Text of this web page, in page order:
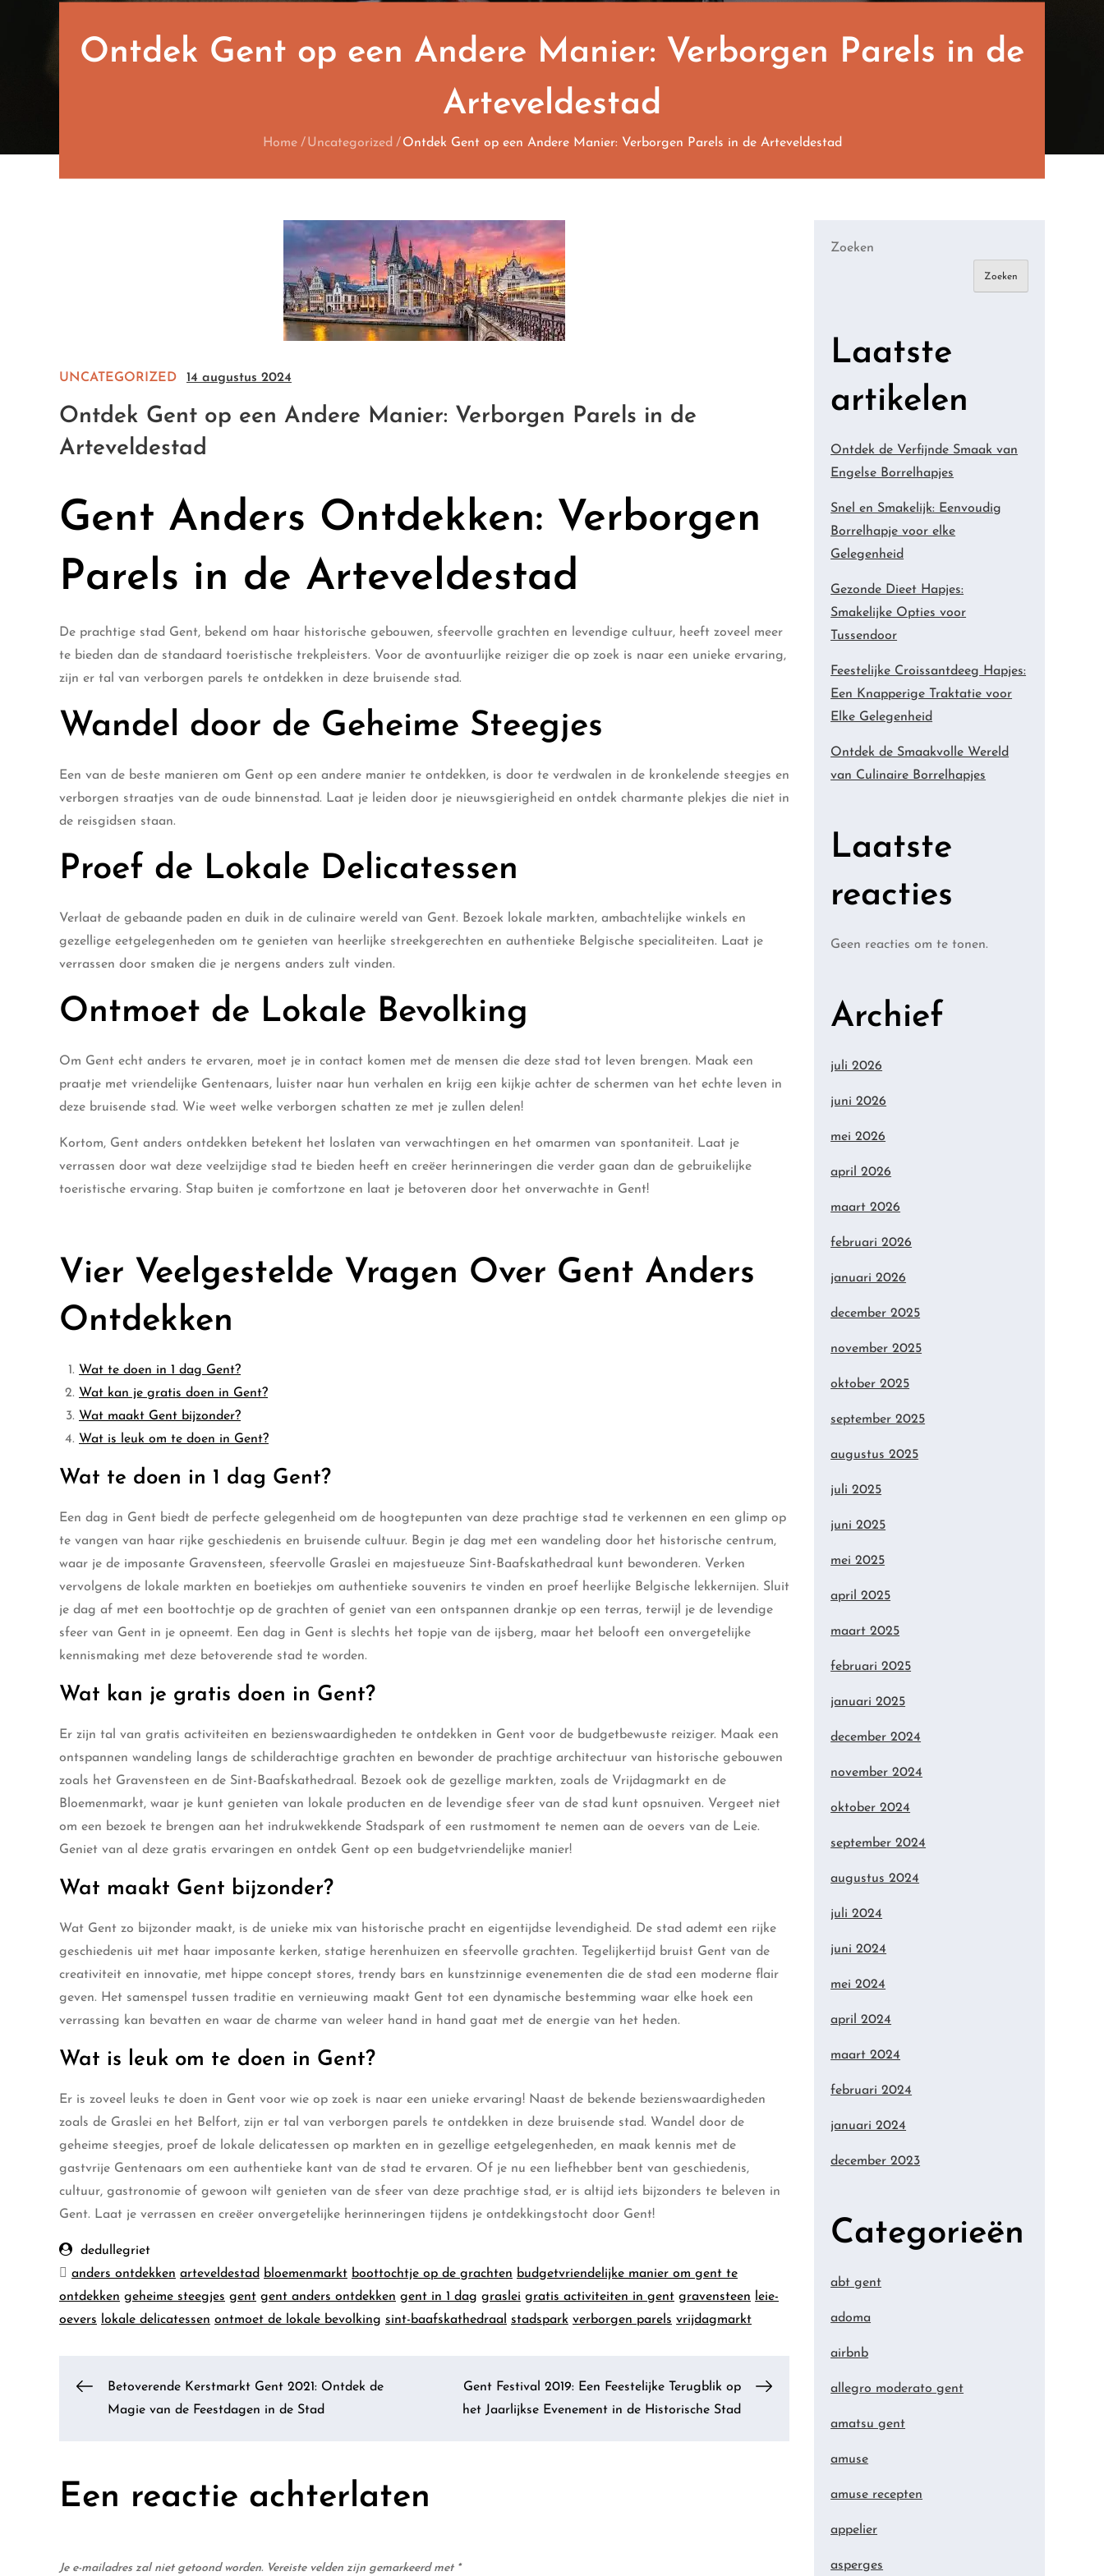
Ontdek Gent op een Andere Manier: Verborgen Parels in de
Arteveldestad
Home Uncategorized Ontdek Gent op een Andere Manier: Verborgen Parels in de Arteveldestad
UNCATEGORIZED 14 augustus 2024
Ontdek Gent op een Andere Manier: Verborgen Parels in de
Arteveldestad
Gent Anders Ontdekken: Verborgen
Parels in de Arteveldestad
De prachtige stad Gent, bekend om haar historische gebouwen, sfeervolle grachten en levendige cultuur, heeft zoveel meer
te bieden dan de standaard toeristische trekpleisters. Voor de avontuurlijke reiziger die op zoek is naar een unieke ervaring,
zijn er tal van verborgen parels te ontdekken in deze bruisende stad.
Wandel door de Geheime Steegjes
Een van de beste manieren om Gent op een andere manier te ontdekken, is door te verdwalen in de kronkelende steegjes en
verborgen straatjes van de oude binnenstad. Laat je leiden door je nieuwsgierigheid en ontdek charmante plekjes die niet in
de reisgidsen staan.
Proef de Lokale Delicatessen
Verlaat de gebaande paden en duik in de culinaire wereld van Gent. Bezoek lokale markten, ambachtelijke winkels en
gezellige eetgelegenheden om te genieten van heerlijke streekgerechten en authentieke Belgische specialiteiten. Laat je
verrassen door smaken die je nergens anders zult vinden.
Ontmoet de Lokale Bevolking
Om Gent echt anders te ervaren, moet je in contact komen met de mensen die deze stad tot leven brengen. Maak een
praatje met vriendelijke Gentenaars, luister naar hun verhalen en krijg een kijkje achter de schermen van het echte leven in
deze bruisende stad. Wie weet welke verborgen schatten ze met je zullen delen!
Kortom, Gent anders ontdekken betekent het loslaten van verwachtingen en het omarmen van spontaniteit. Laat je
verrassen door wat deze veelzijdige stad te bieden heeft en creëer herinneringen die verder gaan dan de gebruikelijke
toeristische ervaring. Stap buiten je comfortzone en laat je betoveren door het onverwachte in Gent!
Vier Veelgestelde Vragen Over Gent Anders
Ontdekken
Wat te doen in 1 dag Gent?
Wat kan je gratis doen in Gent?
Wat maakt Gent bijzonder?
Wat is leuk om te doen in Gent?
Wat te doen in 1 dag Gent?
Een dag in Gent biedt de perfecte gelegenheid om de hoogtepunten van deze prachtige stad te verkennen en een glimp op
te vangen van haar rijke geschiedenis en bruisende cultuur. Begin je dag met een wandeling door het historische centrum,
waar je de imposante Gravensteen, sfeervolle Graslei en majestueuze Sint-Baafskathedraal kunt bewonderen. Verken
vervolgens de lokale markten en boetiekjes om authentieke souvenirs te vinden en proef heerlijke Belgische lekkernijen. Sluit
je dag af met een boottochtje op de grachten of geniet van een ontspannen drankje op een terras, terwijl je de levendige
sfeer van Gent in je opneemt. Een dag in Gent is slechts het topje van de ijsberg, maar het belooft een onvergetelijke
kennismaking met deze betoverende stad te worden.
Wat kan je gratis doen in Gent?
Er zijn tal van gratis activiteiten en bezienswaardigheden te ontdekken in Gent voor de budgetbewuste reiziger. Maak een
ontspannen wandeling langs de schilderachtige grachten en bewonder de prachtige architectuur van historische gebouwen
zoals het Gravensteen en de Sint-Baafskathedraal. Bezoek ook de gezellige markten, zoals de Vrijdagmarkt en de
Bloemenmarkt, waar je kunt genieten van lokale producten en de levendige sfeer van de stad kunt opsnuiven. Vergeet niet
om een bezoek te brengen aan het indrukwekkende Stadspark of een rustmoment te nemen aan de oevers van de Leie.
Geniet van al deze gratis ervaringen en ontdek Gent op een budgetvriendelijke manier!
Wat maakt Gent bijzonder?
Wat Gent zo bijzonder maakt, is de unieke mix van historische pracht en eigentijdse levendigheid. De stad ademt een rijke
geschiedenis uit met haar imposante kerken, statige herenhuizen en sfeervolle grachten. Tegelijkertijd bruist Gent van de
creativiteit en innovatie, met hippe concept stores, trendy bars en kunstzinnige evenementen die de stad een moderne flair
geven. Het samenspel tussen traditie en vernieuwing maakt Gent tot een dynamische bestemming waar elke hoek een
verrassing kan bevatten en waar de charme van weleer hand in hand gaat met de energie van het heden.
Wat is leuk om te doen in Gent?
Er is zoveel leuks te doen in Gent voor wie op zoek is naar een unieke ervaring! Naast de bekende bezienswaardigheden
zoals de Graslei en het Belfort, zijn er tal van verborgen parels te ontdekken in deze bruisende stad. Wandel door de
geheime steegjes, proef de lokale delicatessen op markten en in gezellige eetgelegenheden, en maak kennis met de
gastvrije Gentenaars om een authentieke kant van de stad te ervaren. Of je nu een liefhebber bent van geschiedenis,
cultuur, gastronomie of gewoon wilt genieten van de sfeer van deze prachtige stad, er is altijd iets bijzonders te beleven in
Gent. Laat je verrassen en creëer onvergetelijke herinneringen tijdens je ontdekkingstocht door Gent!
dedullegriet
anders ontdekken arteveldestad bloemenmarkt boottochtje op de grachten budgetvriendelijke manier om gent te
ontdekken geheime steegjes gent gent anders ontdekken gent in 1 dag graslei gratis activiteiten in gent gravensteen
leie-
oevers
lokale delicatessen ontmoet de lokale bevolking sint-baafskathedraal stadspark verborgen parels vrijdagmarkt
Berichtnavigatie
Betoverende Kerstmarkt Gent 2021: Ontdek de
Magie van de Feestdagen in de Stad
Gent Festival 2019: Een Feestelijke Terugblik op
het Jaarlijkse Evenement in de Historische Stad
Een reactie achterlaten
Je e-mailadres zal niet getoond worden. Vereiste velden zijn gemarkeerd met *
Zoeken
Zoeken
Laatste
artikelen
Ontdek de Verfijnde Smaak van
Engelse Borrelhapjes
Snel en Smakelijk: Eenvoudig
Borrelhapje voor elke
Gelegenheid
Gezonde Dieet Hapjes:
Smakelijke Opties voor
Tussendoor
Feestelijke Croissantdeeg Hapjes:
Een Knapperige Traktatie voor
Elke Gelegenheid
Ontdek de Smaakvolle Wereld
van Culinaire Borrelhapjes
Laatste
reacties
Geen reacties om te tonen.
Archief
juli 2026
juni 2026
mei 2026
april 2026
maart 2026
februari 2026
januari 2026
december 2025
november 2025
oktober 2025
september 2025
augustus 2025
juli 2025
juni 2025
mei 2025
april 2025
maart 2025
februari 2025
januari 2025
december 2024
november 2024
oktober 2024
september 2024
augustus 2024
juli 2024
juni 2024
mei 2024
april 2024
maart 2024
februari 2024
januari 2024
december 2023
Categorieën
abt gent
adoma
airbnb
allegro moderato gent
amatsu gent
amuse
amuse recepten
appelier
asperges